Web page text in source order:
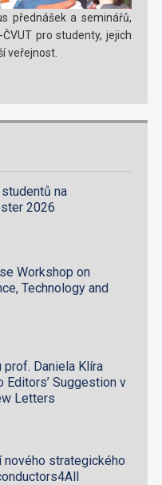
přednášek a seminářů,
pro studenty, jejich
veřejnost.
na
2026
Workshop on
Technology and
Daniela Klíra
Editors’ Suggestion v
Letters
strategického